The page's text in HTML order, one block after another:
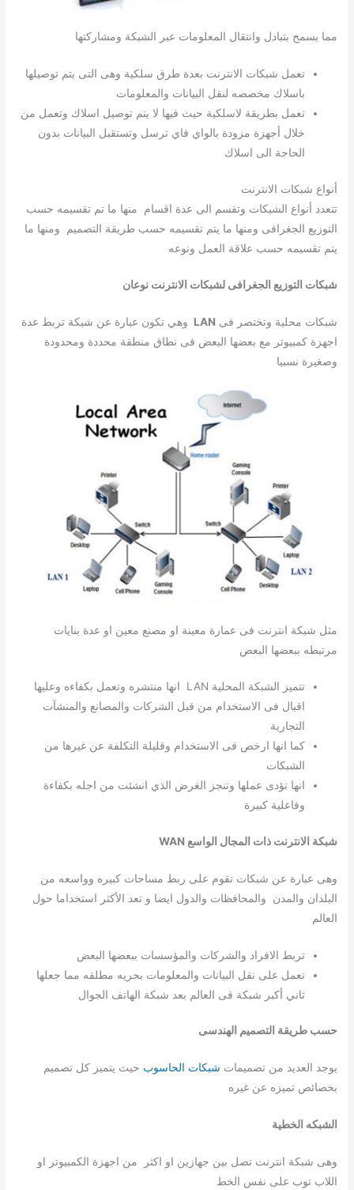
مما يسمح بتبادل وانتقال المعلومات عبر الشبكة ومشاركتها
تعمل شبكات الانترنت بعدة طرق سلكية وهى التى يتم توصيلها
باسلاك مخصصه لنقل البيانات والمعلومات
تعمل بطريقة لاسلكية حيث فيها لا يتم توصيل اسلاك وتعمل من
خلال أجهزة مزودة بالواي فاي ترسل وتستقبل البيانات بدون
الحاجة الى اسلاك
أنواع شبكات الانترنت
تتعدد أنواع الشبكات وتقسم الى عدة اقسام منها ما تم تقسيمه حسب
التوزيع الجغرافى ومنها ما يتم تقسيمه حسب طريقة التصميم ومنها ما
يتم تقسيمه حسب علاقة العمل ونوعه
شبكات التوزيع الجغرافى لشبكات الانترنت نوعان
شبكات محلية وتختصر فى LAN وهي تكون عبارة عن شبكة تربط عدة
اجهزة كمبيوتر مع بعضها البعض فى نطاق منطقة محددة ومحدودة
وصغيرة نسبيا
مثل شبكة انترنت فى عمارة معينة او مصنع معين او عدة بنايات
مرتبطه ببعضها البعض
تتميز الشبكة المحلية LAN انها منتشره وتعمل بكفاءه وعليها
اقبال فى الاستخدام من قبل الشركات والمصانع والمنشآت
التجارية
كما انها ارخص فى الاستخدام وقليلة التكلفة عن غيرها من
الشبكات
انها تؤدى عملها وتنجز الغرض الذي انشئت من اجله بكفاءة
وفاعلية كبيرة
شبكة الانترنت ذات المجال الواسع WAN
وهى عبارة عن شبكات تقوم على ربط مساحات كبيره وواسعه من
البلدان والمدن والمحافظات والدول ايضا و تعد الأكثر استخداما حول
العالم
تربط الافراد والشركات والمؤسسات ببعضها البعض
تعمل على نقل البيانات والمعلومات بحريه مطلقه مما جعلها
ثاني أكبر شبكة فى العالم بعد شبكة الهاتف الجوال
حسب طريقة التصميم الهندسى
يوجد العديد من تصميمات شبكات الحاسوب حيث يتميز كل تصميم
بخصائص تميزه عن غيره
الشبكه الخطية
وهى شبكة انترنت تصل بين جهازين او اكثر من اجهزة الكمبيوتر او
اللاب توب على نفس الخط